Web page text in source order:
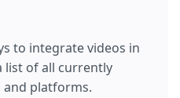
to integrate videos in
list of all currently
platforms.